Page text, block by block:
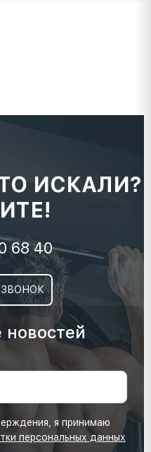
ИСКАЛИ?
68 40
новостей
я принимаю
персональных данных